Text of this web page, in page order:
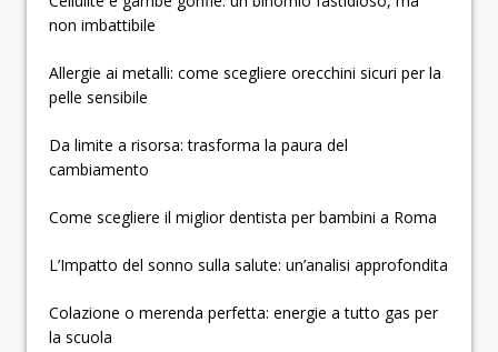
non imbattibile
Allergie ai metalli: come scegliere orecchini sicuri per la
pelle sensibile
Da limite a risorsa: trasforma la paura del
cambiamento
Come scegliere il miglior dentista per bambini a Roma
L’Impatto del sonno sulla salute: un’analisi approfondita
Colazione o merenda perfetta: energie a tutto gas per
la scuola